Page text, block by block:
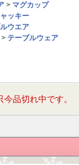
> マグカップ
ッキー
ウエア
> テーブルウェア
品切れ中です。